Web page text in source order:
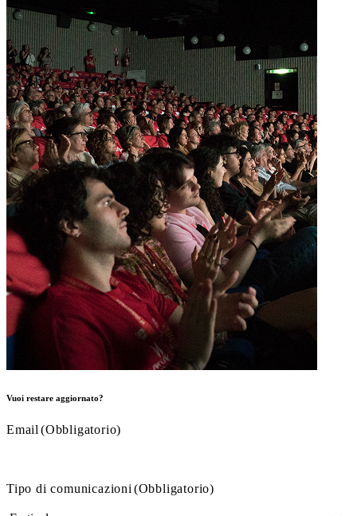
Vuoi restare aggiornato?
Email (Obbligatorio)
Tipo di comunicazioni (Obbligatorio)